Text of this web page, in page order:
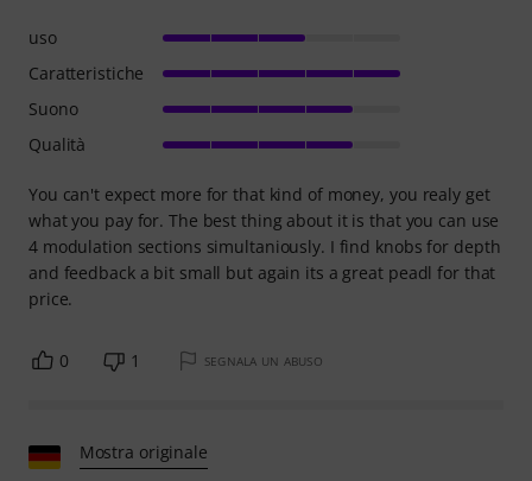
You can't expect more for that kind of money, you realy get
what you pay for. The best thing about it is that you can use
4 modulation sections simultaniously. I find knobs for depth
and feedback a bit small but again its a great peadl for that
price.
uso
Caratteristiche
Suono
Qualità
0 1 SEGNALA UN ABUSO
Mostra originale